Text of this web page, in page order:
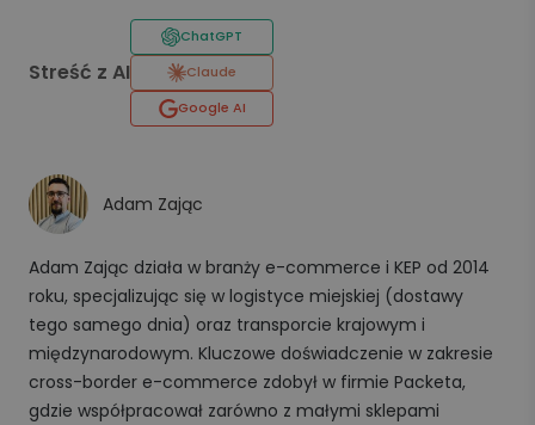
Streść z AI
ChatGPT
Claude
Google AI
Adam Zając
Adam Zając działa w branży e-commerce i KEP od 2014
roku, specjalizując się w logistyce miejskiej (dostawy
tego samego dnia) oraz transporcie krajowym i
międzynarodowym. Kluczowe doświadczenie w zakresie
cross-border e-commerce zdobył w firmie Packeta,
gdzie współpracował zarówno z małymi sklepami